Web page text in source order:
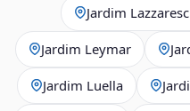
Jardim
Jardim Leymar
Jardim Luella